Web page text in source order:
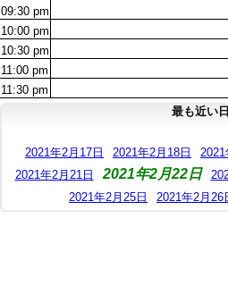
09:30 pm
10:00 pm
10:30 pm
11:00 pm
11:30 pm
最も近い日
2021年2月17日 2021年2月18日 2021
2021年2月21日
2021年2月22日
2021年2月25日
2021年2月26